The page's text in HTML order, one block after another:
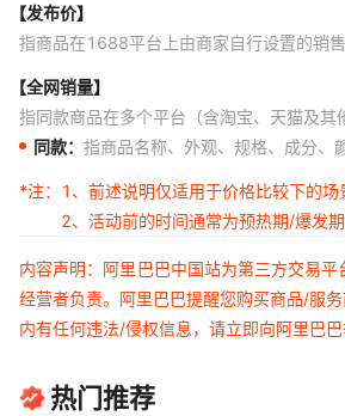
【发布价】
指商品在1688平台上由商家自行设置的销
【全网销量】
指同款商品在多个平台（含淘宝、天猫及其
同款： 指商品名称、外观、规格、成分、
*注：
1、前述说明仅适用于价格比较下的场
2、活动前的时间通常为预热期/爆发
内容声明：阿里巴巴中国站为第三方交易
经营者负责。阿里巴巴提醒您购买商品/服
内有任何违法/侵权信息，请立即向阿里巴巴
热门推荐